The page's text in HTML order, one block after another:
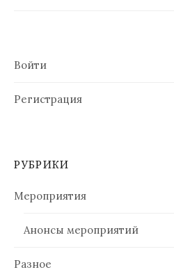
Войти
Регистрация
РУБРИКИ
Мероприятия
Анонсы мероприятий
Разное